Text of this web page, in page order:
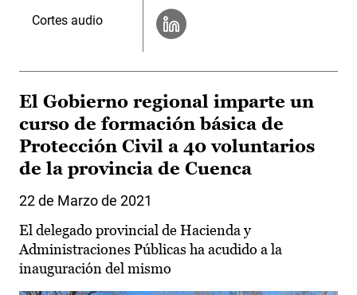
Cortes audio
El Gobierno regional imparte un
curso de formación básica de
Protección Civil a 40 voluntarios
de la provincia de Cuenca
22 de Marzo de 2021
El delegado provincial de Hacienda y
Administraciones Públicas ha acudido a la
inauguración del mismo